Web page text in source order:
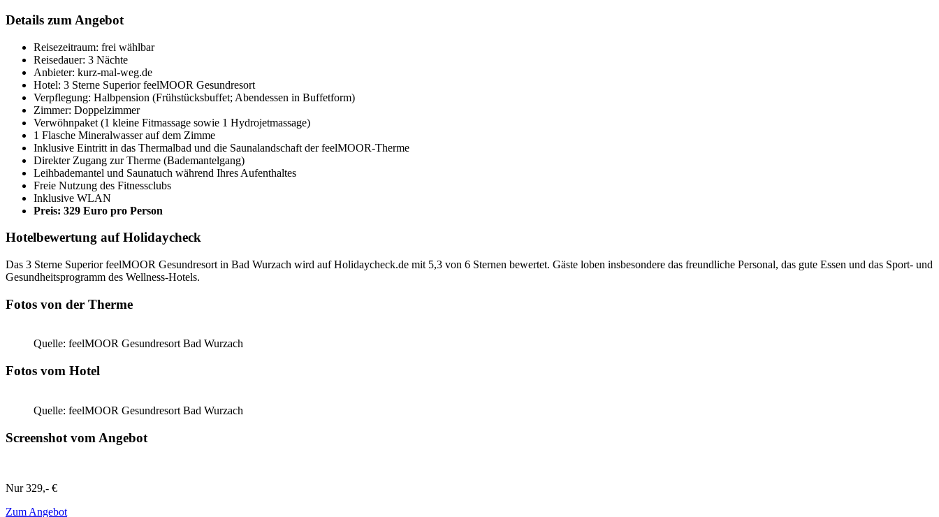
Details zum Angebot
Reisezeitraum: frei wählbar
Reisedauer: 3 Nächte
Anbieter: kurz-mal-weg.de
Hotel: 3 Sterne Superior feelMOOR Gesundresort
Verpflegung: Halbpension (Frühstücksbuffet; Abendessen in Buffetform)
Zimmer: Doppelzimmer
Verwöhnpaket (1 kleine Fitmassage sowie 1 Hydrojetmassage)
1 Flasche Mineralwasser auf dem Zimme
Inklusive Eintritt in das Thermalbad und die Saunalandschaft der feelMOOR-Therme
Direkter Zugang zur Therme (Bademantelgang)
Leihbademantel und Saunatuch während Ihres Aufenthaltes
Freie Nutzung des Fitnessclubs
Inklusive WLAN
Preis: 329 Euro pro Person
Hotelbewertung auf Holidaycheck
Das 3 Sterne Superior feelMOOR Gesundresort in Bad Wurzach wird auf Holidaycheck.de mit 5,3 von 6 Sternen bewertet. Gäste loben insbesondere das freundliche Personal, das gute Essen und das Sport- und
Gesundheitsprogramm des Wellness-Hotels.
Fotos von der Therme
Quelle: feelMOOR Gesundresort Bad Wurzach
Fotos vom Hotel
Quelle: feelMOOR Gesundresort Bad Wurzach
Screenshot vom Angebot
Nur329,- €
Zum Angebot